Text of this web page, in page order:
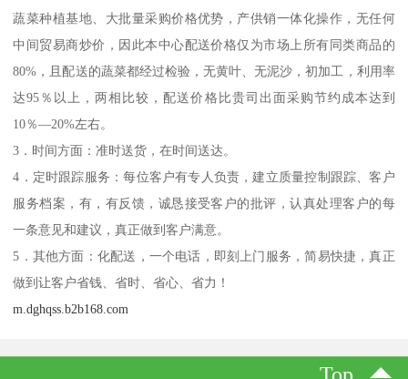
蔬菜种植基地、大批量采购价格优势，产供销一体化操作，无任何
中间贸易商炒价，因此本中心配送价格仅为市场上所有同类商品的
80%，且配送的蔬菜都经过检验，无黄叶、无泥沙，初加工，利用率
达95％以上，两相比较，配送价格比贵司出面采购节约成本达到
10％—20%左右。
3．时间方面：准时送货，在时间送达。
4．定时跟踪服务：每位客户有专人负责，建立质量控制跟踪、客户
服务档案，有，有反馈，诚恳接受客户的批评，认真处理客户的每
一条意见和建议，真正做到客户满意。
5．其他方面：化配送，一个电话，即刻上门服务，简易快捷，真正
做到让客户省钱、省时、省心、省力！
m.dghqss.b2b168.com